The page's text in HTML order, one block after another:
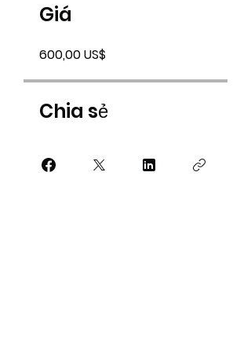
Giá
600,00 US$
Chia sẻ